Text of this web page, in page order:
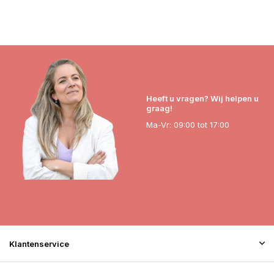
Heeft u vragen? Wij helpen u
graag!
Ma-Vr: 09:00 tot 17:00
Klantenservice